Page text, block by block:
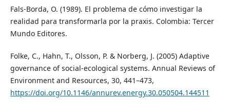
Fals-Borda, O. (1989). El problema de cómo investigar la
realidad para transformarla por la praxis. Colombia: Tercer
Mundo Editores.
Folke, C., Hahn, T., Olsson, P. & Norberg, J. (2005) Adaptive
governance of social-ecological systems. Annual Reviews of
Environment and Resources, 30, 441–473,
https://doi.org/10.1146/annurev.energy.30.050504.144511